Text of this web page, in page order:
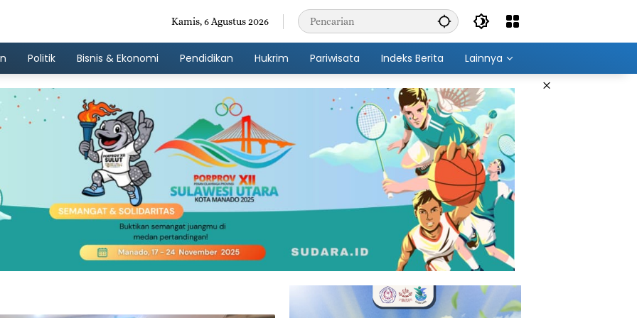
Kamis, 6 Agustus 2026
Politik Bisnis & Ekonomi Pendidikan Hukrim Pariwisata Indeks Berita Lainnya
×